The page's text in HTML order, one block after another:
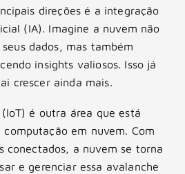
direções é a integração
(IA). Imagine a nuvem não
dados, mas também
insights valiosos. Isso já
crescer ainda mais.
é outra área que está
em nuvem. Com
conectados, a nuvem se torna
e gerenciar essa avalanche